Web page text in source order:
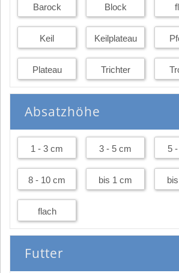
Barock Block
Keil Keilplateau
Plateau Trichter
Absatzhöhe
1 - 3 cm 3 - 5 cm 5
8 - 10 cm bis 1 cm
flach
Futter